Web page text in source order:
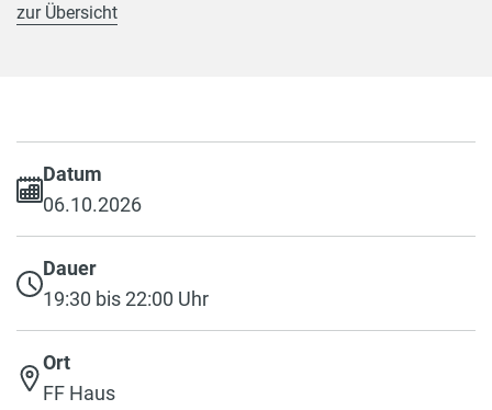
zur Übersicht
Datum
06.10.2026
Dauer
19:30 bis 22:00 Uhr
Ort
FF Haus